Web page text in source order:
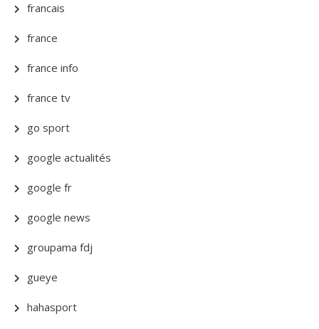
francais
france
france info
france tv
go sport
google actualités
google fr
google news
groupama fdj
gueye
hahasport